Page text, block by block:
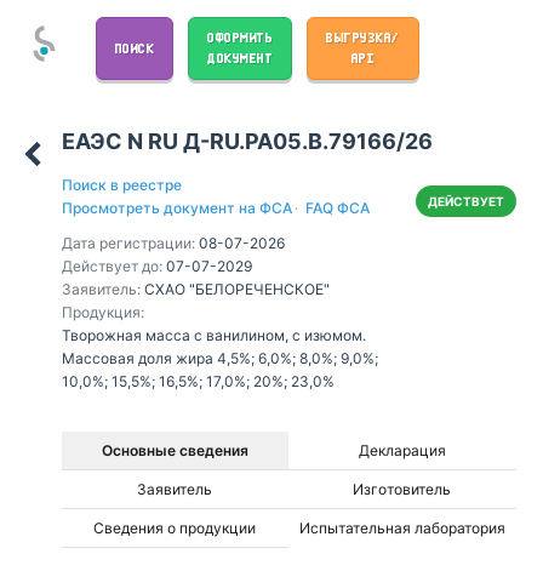
ПОИСК
ОФОРМИТЬ
ДОКУМЕНТ
ВЫГРУЗКА/
API
ЕАЭС N RU Д-RU.РА05.В.79166/26
Поиск в реестре
Просмотреть документ на ФСА · FAQ ФСА
Дата регистрации: 08-07-2026
Действует до: 07-07-2029
Заявитель: СХАО "БЕЛОРЕЧЕНСКОЕ"
Продукция:
Творожная масса с ванилином, с изюмом.
Массовая доля жира 4,5%; 6,0%; 8,0%; 9,0%;
10,0%; 15,5%; 16,5%; 17,0%; 20%; 23,0%
ДЕЙСТВУЕТ
Основные сведения Декларация
Заявитель Изготовитель
Сведения о продукции Испытательная лаборатория